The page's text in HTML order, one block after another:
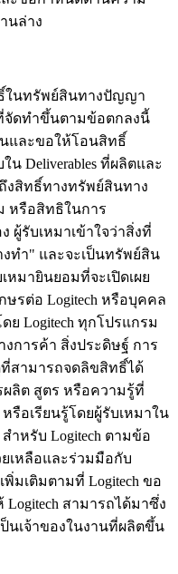
นล่าง
ธิ์ในทรัพย์สินทางปัญญา
จัดทำขึ้นตามข้อตกลงนี้
และขอให้โอนสิทธิ์
Deliverables ที่ผลิตและ
งสิทธิ์ทางทรัพย์สินทาง
หรือสิทธิในการ
ผู้รับเหมาเข้าใจว่าสิ่งที่
ทำ" และจะเป็นทรัพย์สิน
หมายินยอมที่จะเปิดเผย
รต่อ Logitech หรือบุคคล
ย Logitech ทุกโปรแกรม
การค้า สิ่งประดิษฐ์ การ
สามารถจดลิขสิทธิ์ได้
ลิต สูตร หรือความรู้ที่
รือเรียนรู้โดยผู้รับเหมาใน
ำหรับ Logitech ตามข้อ
เหลือและร่วมมือกับ
พิ่มเติมตามที่ Logitech ขอ
Logitech สามารถได้มาซึ่ง
นเจ้าของในงานที่ผลิตขึ้น